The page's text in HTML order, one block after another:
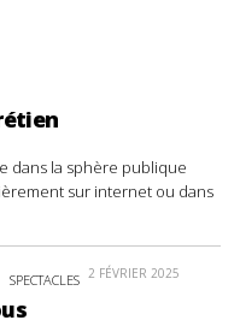
dans la sphère publique
sur internet ou dans
SPECTACLES 2 FÉVRIER 2025